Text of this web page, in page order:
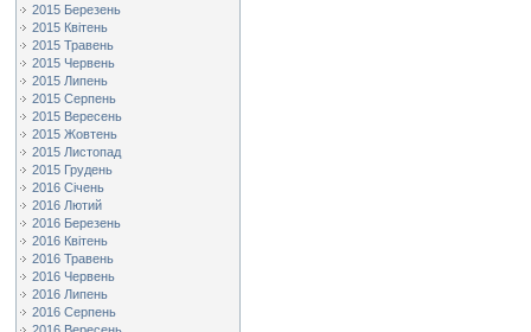
2015 Березень
2015 Квітень
2015 Травень
2015 Червень
2015 Липень
2015 Серпень
2015 Вересень
2015 Жовтень
2015 Листопад
2015 Грудень
2016 Січень
2016 Лютий
2016 Березень
2016 Квітень
2016 Травень
2016 Червень
2016 Липень
2016 Серпень